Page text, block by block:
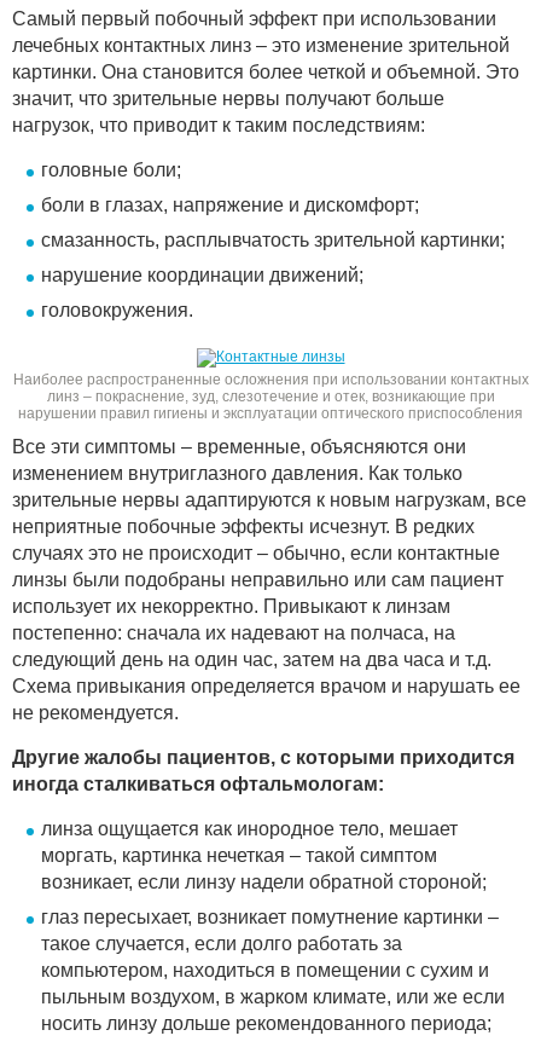
Самый первый побочный эффект при использовании
лечебных контактных линз – это изменение зрительной
картинки. Она становится более четкой и объемной. Это
значит, что зрительные нервы получают больше
нагрузок, что приводит к таким последствиям:
головные боли;
боли в глазах, напряжение и дискомфорт;
смазанность, расплывчатость зрительной картинки;
нарушение координации движений;
головокружения.
Наиболее распространенные осложнения при использовании контактных
линз – покраснение, зуд, слезотечение и отек, возникающие при
нарушении правил гигиены и эксплуатации оптического приспособления
Все эти симптомы – временные, объясняются они
изменением внутриглазного давления. Как только
зрительные нервы адаптируются к новым нагрузкам, все
неприятные побочные эффекты исчезнут. В редких
случаях это не происходит – обычно, если контактные
линзы были подобраны неправильно или сам пациент
использует их некорректно. Привыкают к линзам
постепенно: сначала их надевают на полчаса, на
следующий день на один час, затем на два часа и т.д.
Схема привыкания определяется врачом и нарушать ее
не рекомендуется.
Другие жалобы пациентов, с которыми приходится
иногда сталкиваться офтальмологам:
линза ощущается как инородное тело, мешает
моргать, картинка нечеткая – такой симптом
возникает, если линзу надели обратной стороной;
глаз пересыхает, возникает помутнение картинки –
такое случается, если долго работать за
компьютером, находиться в помещении с сухим и
пыльным воздухом, в жарком климате, или же если
носить линзу дольше рекомендованного периода;